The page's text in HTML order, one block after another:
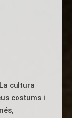
cultura
costums i